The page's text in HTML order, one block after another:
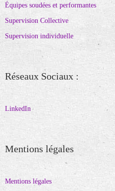
Équipes soudées et performantes
Supervision Collective
Supervision individuelle
Réseaux Sociaux :
LinkedIn
Mentions légales
Mentions légales